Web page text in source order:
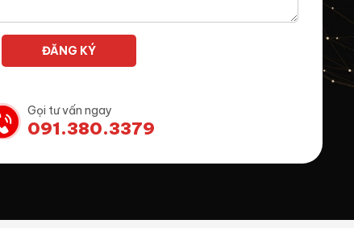
Gọi tư vấn ngay
091.380.3379